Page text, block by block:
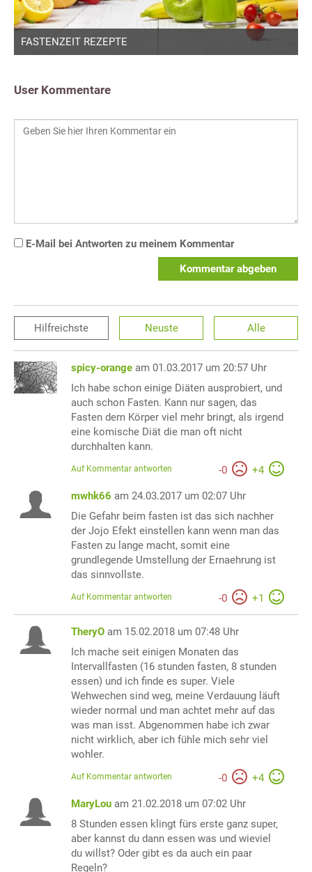
FASTENZEIT REZEPTE
User Kommentare
E-Mail bei Antworten zu meinem Kommentar
Kommentar abgeben
Hilfreichste Neuste Alle
spicy-orange am 01.03.2017 um 20:57 Uhr
Ich habe schon einige Diäten ausprobiert, und
auch schon Fasten. Kann nur sagen, das
Fasten dem Körper viel mehr bringt, als irgend
eine komische Diät die man oft nicht
durchhalten kann.
-0 +4
Auf Kommentar antworten
mwhk66 am 24.03.2017 um 02:07 Uhr
Die Gefahr beim fasten ist das sich nachher
der Jojo Efekt einstellen kann wenn man das
Fasten zu lange macht, somit eine
grundlegende Umstellung der Ernaehrung ist
das sinnvollste.
-0 +1
Auf Kommentar antworten
TheryO am 15.02.2018 um 07:48 Uhr
Ich mache seit einigen Monaten das
Intervallfasten (16 stunden fasten, 8 stunden
essen) und ich finde es super. Viele
Wehwechen sind weg, meine Verdauung läuft
wieder normal und man achtet mehr auf das
was man isst. Abgenommen habe ich zwar
nicht wirklich, aber ich fühle mich sehr viel
wohler.
-0 +4
Auf Kommentar antworten
MaryLou am 21.02.2018 um 07:02 Uhr
8 Stunden essen klingt fürs erste ganz super,
aber kannst du dann essen was und wieviel
du willst? Oder gibt es da auch ein paar
Regeln?